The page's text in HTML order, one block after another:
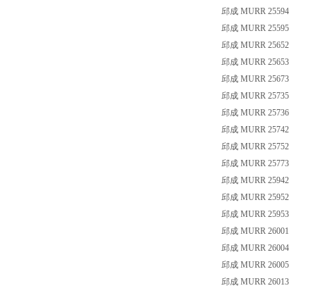
邱成 MURR 25594
邱成 MURR 25595
邱成 MURR 25652
邱成 MURR 25653
邱成 MURR 25673
邱成 MURR 25735
邱成 MURR 25736
邱成 MURR 25742
邱成 MURR 25752
邱成 MURR 25773
邱成 MURR 25942
邱成 MURR 25952
邱成 MURR 25953
邱成 MURR 26001
邱成 MURR 26004
邱成 MURR 26005
邱成 MURR 26013